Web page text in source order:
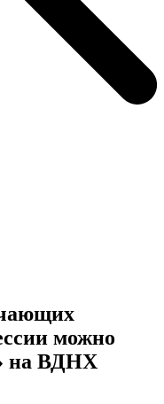
можно
на ВДНХ